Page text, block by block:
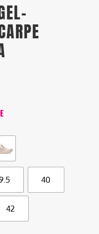
40
42